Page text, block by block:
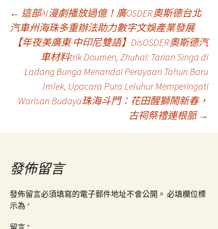
文
章
覽
← 這部AI漫劇播放過億！廣OSDER奧斯德台北
汽車州海珠多重辦法助力數字文娛產業發展
【年夜美廣東·中印尼雙語】DisOSDER奧斯德汽
車材料trik Doumen, Zhuhai: Tarian Singa di
Ladang Bunga Menandai Perayaan Tahun Baru
Imlek, Upacara Pura Leluhur Memperingati
Warisan Budaya珠海斗門：花田醒獅鬧新春，
古祠祭禮連根脈 →
發佈留言
發佈留言必須填寫的電子郵件地址不會公開。 必填欄位標
示為 *
留言 *